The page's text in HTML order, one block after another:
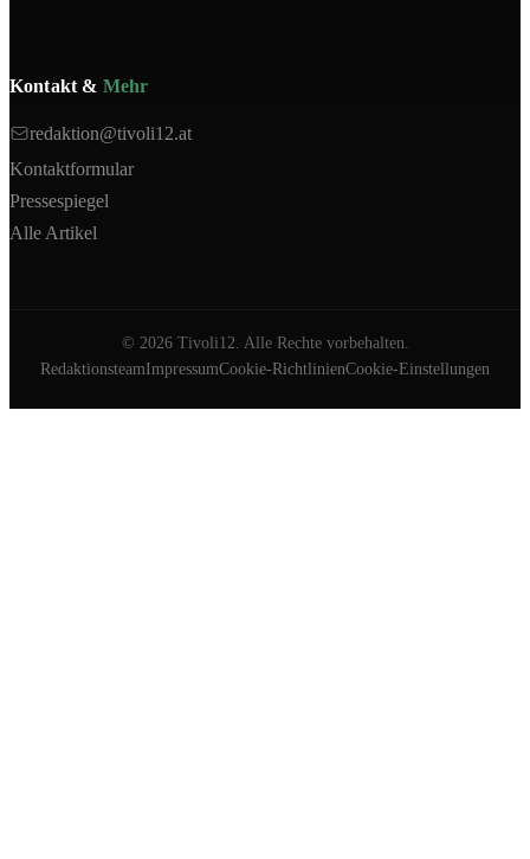
Kontakt & Mehr
redaktion@tivoli12.at
Kontaktformular
Pressespiegel
Alle Artikel
© 2026Tivoli12. Alle Rechte vorbehalten.
RedaktionsteamImpressumCookie-RichtlinienCookie-Einstellungen